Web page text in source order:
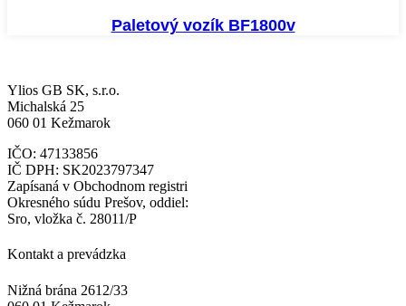
Paletový vozík BF1800v
Ylios GB SK, s.r.o.
Michalská 25
060 01 Kežmarok
IČO: 47133856
IČ DPH: SK2023797347
Zapísaná v Obchodnom registri
Okresného súdu Prešov, oddiel:
Sro, vložka č. 28011/P
Kontakt a prevádzka
Nižná brána 2612/33